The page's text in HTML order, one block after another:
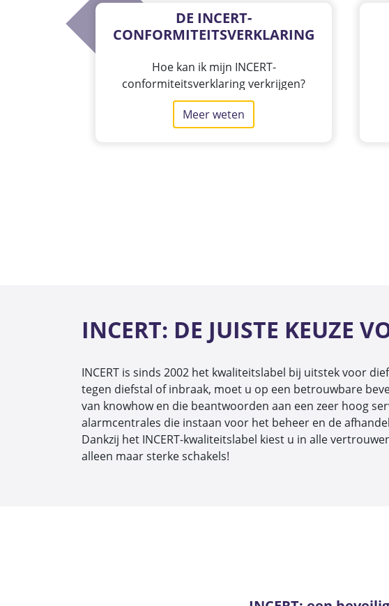
DE INCERT-
CONFORMITEITSVERKLARING
Hoe kan ik mijn INCERT-
conformiteitsverklaring verkrijgen?
Meer weten
INCERT: DE JUISTE KEUZE
INCERT is sinds 2002 het kwaliteitslabel bij uitstek voor
tegen diefstal of inbraak, moet u op een betrouwbare
van knowhow en die beantwoorden aan een zeer hoog
alarmcentrales die instaan voor het beheer en de
Dankzij het INCERT-kwaliteitslabel kiest u in alle
alleen maar sterke schakels!